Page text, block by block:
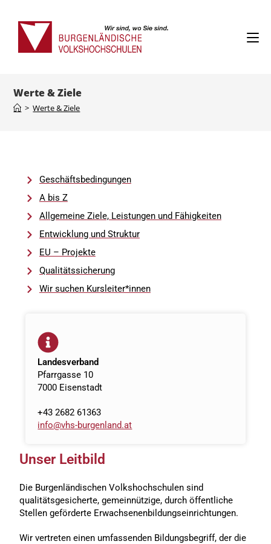
Werte & Ziele
> Werte & Ziele
Geschäftsbedingungen
A bis Z
Allgemeine Ziele, Leistungen und Fähigkeiten
Entwicklung und Struktur
EU – Projekte
Qualitätssicherung
Wir suchen Kursleiter*innen
Landesverband
Pfarrgasse 10
7000 Eisenstadt
+43 2682 61363
info@vhs-burgenland.at
Unser Leitbild
Die Burgenländischen Volkshochschulen sind
qualitätsgesicherte, gemeinnützige, durch öffentliche
Stellen geförderte Erwachsenenbildungseinrichtungen.
Wir vertreten einen umfassenden Bildungsbegriff, der die